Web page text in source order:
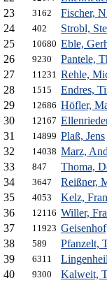
23
3162 Fischer,
24
402 Strobl,
25
10680 Eble,
26
9230 Pantele,
27
11231 Rehle,
28
1515 Endres,
29
12686 Höfler,
30
12167
31
14899 Plaß, Jens
32
14038 Marz,
33
847 Thoma,
34
3647 Reißner,
35
4053 Kelz,
36
12116 Willer,
37
11923
38
589 Pfanzelt,
39
6311
40
9300 Kalweit,